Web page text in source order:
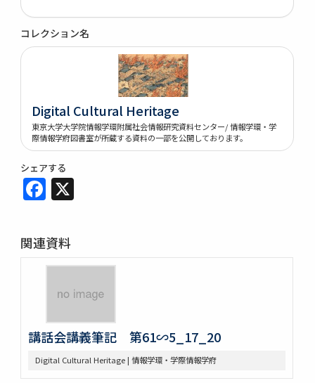
コレクション名
Digital Cultural Heritage
東京大学大学院情報学環附属社会情報研究資料センター/ 情報学環・学
際情報学府図書室が所蔵する資料の一部を公開しております。
シェアする
Facebook
関連資料
講話会講義筆記 第61∽5_17_20
Digital Cultural Heritage | 情報学環・学際情報学府